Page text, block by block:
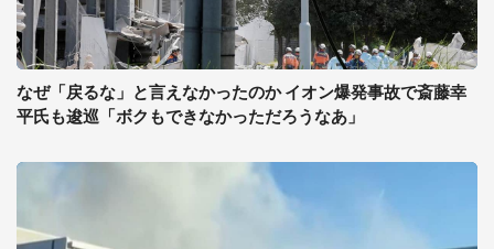
なぜ「戻るな」と言えなかったのか イオン爆発事故で斎藤幸
平氏も逡巡「ボクもできなかっただろうなあ」